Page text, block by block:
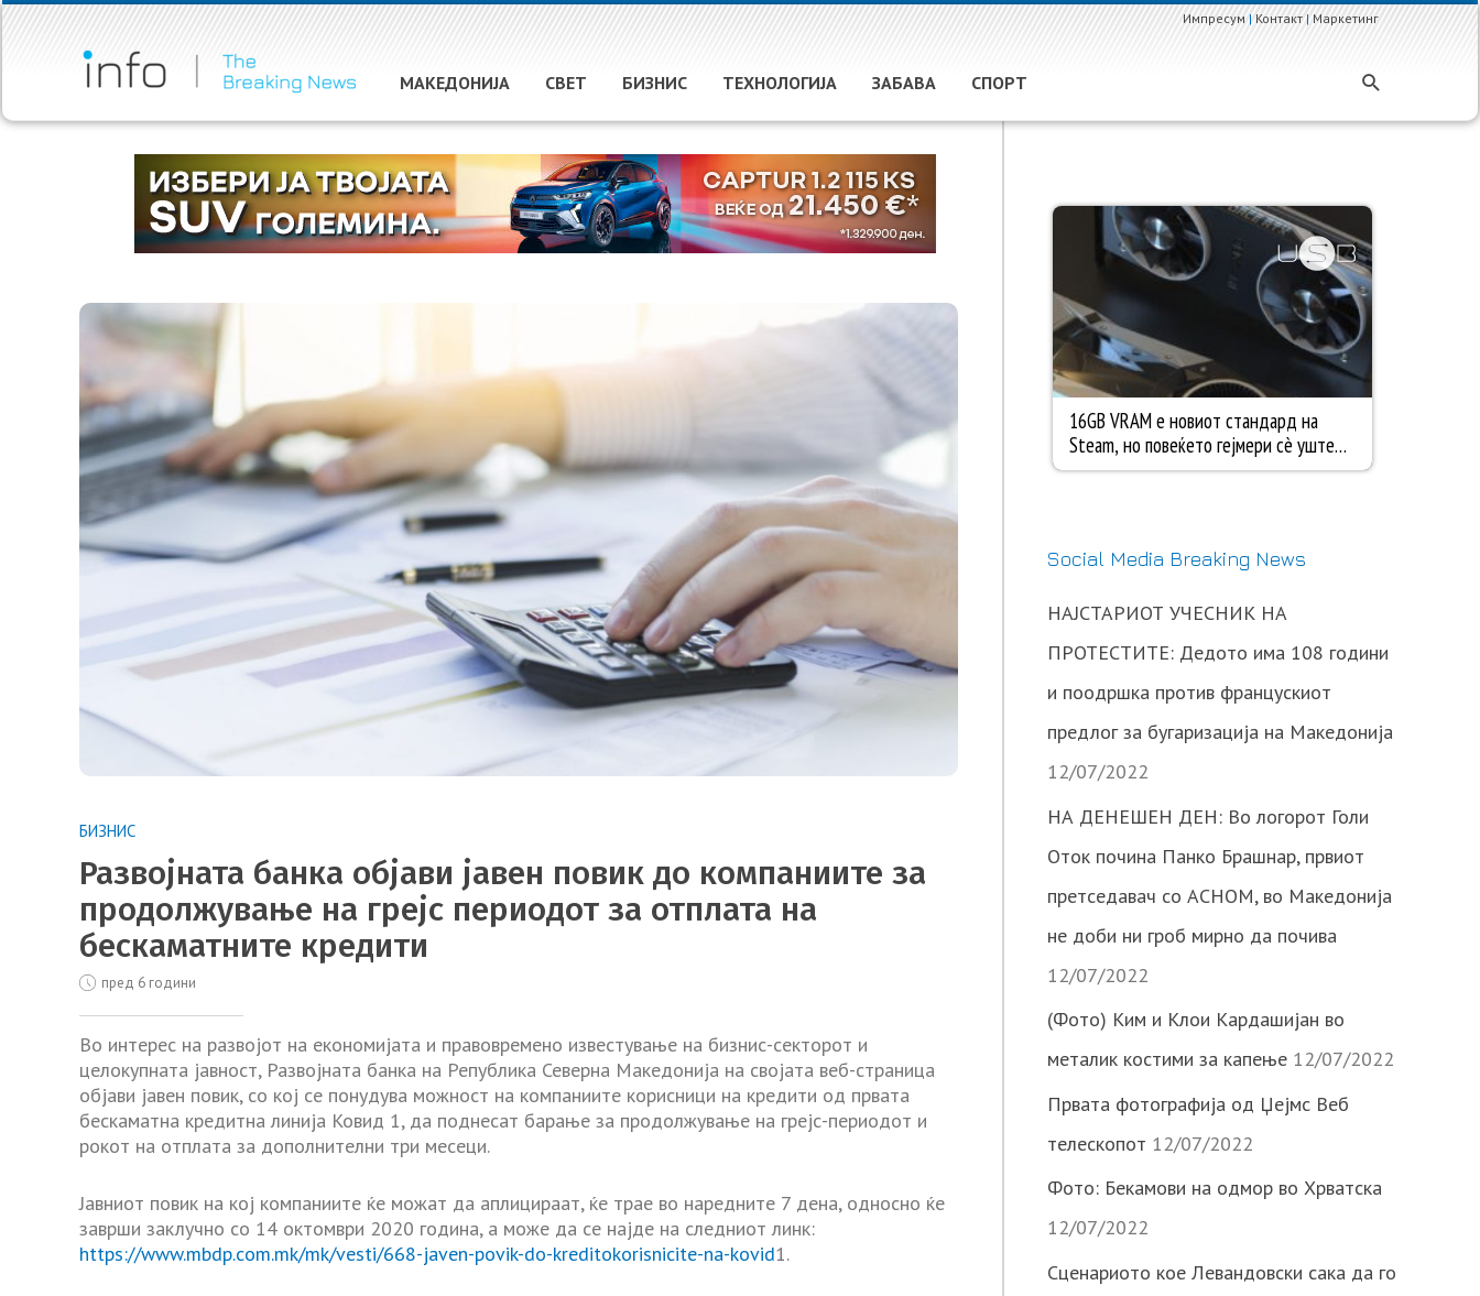
Импресум|Контакт|Маркетинг
МАКЕДОНИЈА СВЕТ БИЗНИС ТЕХНОЛОГИЈА ЗАБАВА СПОРТ
БИЗНИС
Развојната банка објави јавен повик до компаниите за
продолжување на грејс периодот за отплата на
бескаматните кредити
пред 6 години
Во интерес на развојот на економијата и правовремено известување на бизнис-секторот и
целокупната јавност, Развојната банка на Република Северна Македонија на својата веб-страница
објави јавен повик, со кој се понудува можност на компаниите корисници на кредити од првата
бескаматна кредитна линија Ковид 1, да поднесат барање за продолжување на грејс-периодот и
рокот на отплата за дополнителни три месеци.
Јавниот повик на кој компаниите ќе можат да аплицираат, ќе трае во наредните 7 дена, односно ќе
заврши заклучно со 14 октомври 2020 година, а може да се најде на следниот линк:
https://www.mbdp.com.mk/mk/vesti/668-javen-povik-do-kreditokorisnicite-na-kovid1.
Social Media Breaking News
НАЈСТАРИОТ УЧЕСНИК НА
ПРОТЕСТИТЕ: Дедото има 108 години
и поодршка против францускиот
предлог за бугаризација на Македонија
12/07/2022
НА ДЕНЕШЕН ДЕН: Во логорот Голи
Оток почина Панко Брашнар, првиот
претседавач со АСНОМ, во Македонија
не доби ни гроб мирно да почива
12/07/2022
(Фото) Ким и Клои Кардашијан во
металик костими за капење 12/07/2022
Првата фотографија од Џејмс Веб
телескопот 12/07/2022
Фото: Бекамови на одмор во Хрватска
12/07/2022
Сценариото кое Левандовски сака да го